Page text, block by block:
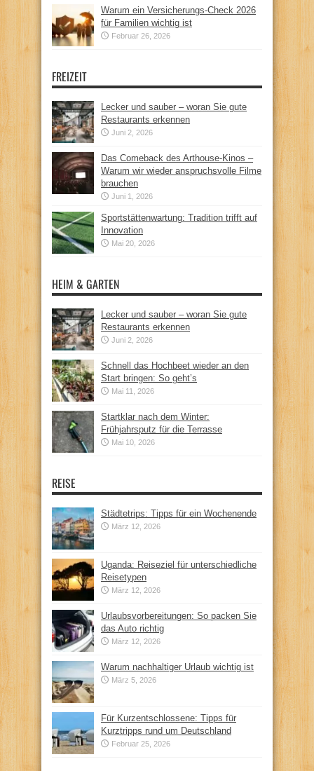
Warum ein Versicherungs-Check 2026
für Familien wichtig ist
Februar 26, 2026
FREIZEIT
Lecker und sauber – woran Sie gute
Restaurants erkennen
Juni 2, 2026
Das Comeback des Arthouse-Kinos –
Warum wir wieder anspruchsvolle Filme
brauchen
Juni 1, 2026
Sportstättenwartung: Tradition trifft auf
Innovation
Mai 20, 2026
HEIM & GARTEN
Lecker und sauber – woran Sie gute
Restaurants erkennen
Juni 2, 2026
Schnell das Hochbeet wieder an den
Start bringen: So geht’s
Mai 11, 2026
Startklar nach dem Winter:
Frühjahrsputz für die Terrasse
Mai 10, 2026
REISE
Städtetrips: Tipps für ein Wochenende
März 12, 2026
Uganda: Reiseziel für unterschiedliche
Reisetypen
März 12, 2026
Urlaubsvorbereitungen: So packen Sie
das Auto richtig
März 12, 2026
Warum nachhaltiger Urlaub wichtig ist
März 5, 2026
Für Kurzentschlossene: Tipps für
Kurztripps rund um Deutschland
Februar 25, 2026